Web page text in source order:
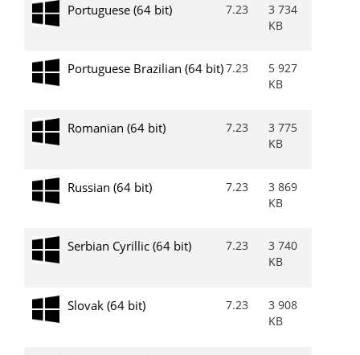
Portuguese (64 bit) 7.23
3 734
KB
Portuguese Brazilian (64 bit)7.23
5 927
KB
Romanian (64 bit) 7.23
3 775
KB
Russian (64 bit) 7.23
3 869
KB
Serbian Cyrillic (64 bit) 7.23
3 740
KB
Slovak (64 bit) 7.23
3 908
KB